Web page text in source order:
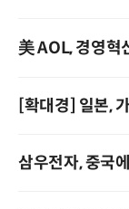
美 AOL, 경영혁
[확대경] 일본,
삼우전자, 중국